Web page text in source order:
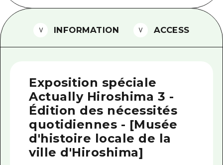
INFORMATION ACCESS
Exposition spéciale
Actually Hiroshima 3 -
Édition des nécessités
quotidiennes - [Musée
d'histoire locale de la
ville d'Hiroshima]